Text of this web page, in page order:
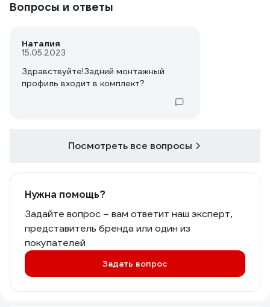
Вопросы и ответы
Наталия
15.05.2023
Здравствуйте!Задний монтажный
профиль входит в комплект?
Посмотреть все вопросы
Нужна помощь?
Задайте вопрос – вам ответит наш эксперт,
представитель бренда или один из
покупателей
Задать вопрос